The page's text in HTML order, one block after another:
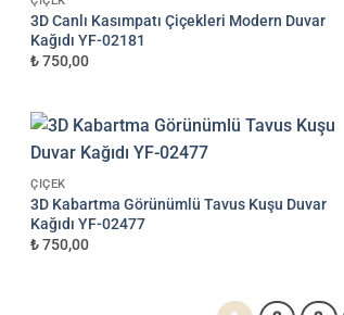
3D Canlı Kasımpatı Çiçekleri Modern Duvar
Kağıdı YF-02181
₺ 750,00
ÇIÇEK
3D Kabartma Görünümlü Tavus Kuşu Duvar
Kağıdı YF-02477
₺ 750,00